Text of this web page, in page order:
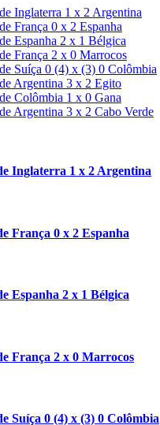
Inglaterra 1 x 2 Argentina
França 0 x 2 Espanha
Espanha 2 x 1 Bélgica
França 2 x 0 Marrocos
Suíça 0 (4) x (3) 0 Colômbia